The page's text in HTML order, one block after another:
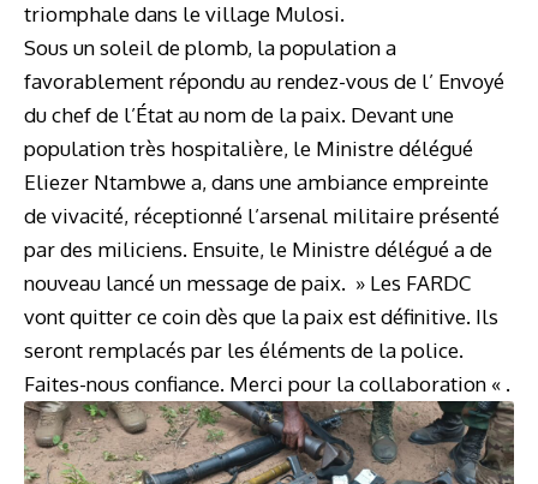
triomphale dans le village Mulosi.
Sous un soleil de plomb, la population a
favorablement répondu au rendez-vous de l’ Envoyé
du chef de l’État au nom de la paix. Devant une
population très hospitalière, le Ministre délégué
Eliezer Ntambwe a, dans une ambiance empreinte
de vivacité, réceptionné l’arsenal militaire présenté
par des miliciens. Ensuite, le Ministre délégué a de
nouveau lancé un message de paix. » Les FARDC
vont quitter ce coin dès que la paix est définitive. Ils
seront remplacés par les éléments de la police.
Faites-nous confiance. Merci pour la collaboration « .